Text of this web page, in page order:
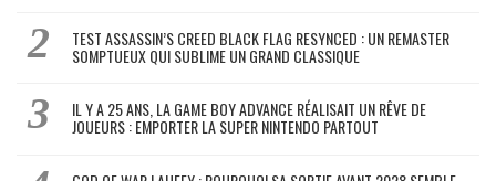
TEST ASSASSIN’S CREED BLACK FLAG RESYNCED : UN REMASTER
SOMPTUEUX QUI SUBLIME UN GRAND CLASSIQUE
IL Y A 25 ANS, LA GAME BOY ADVANCE RÉALISAIT UN RÊVE DE
JOUEURS : EMPORTER LA SUPER NINTENDO PARTOUT